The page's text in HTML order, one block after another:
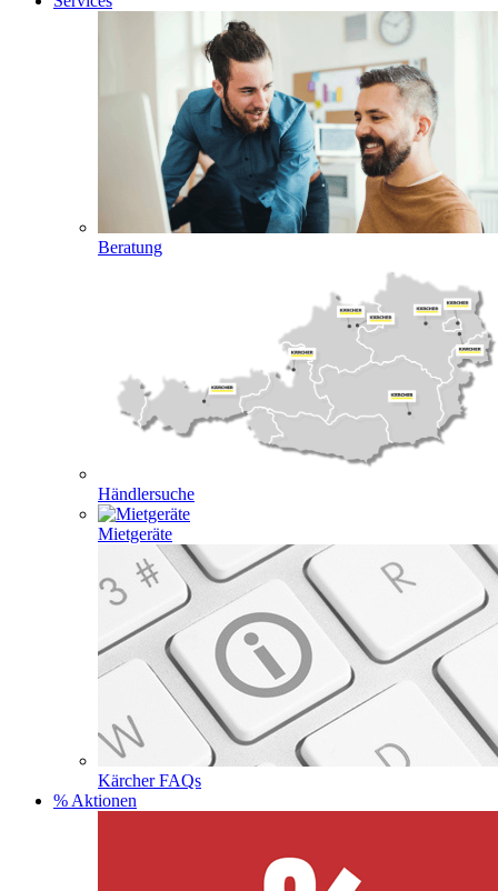
Beratung
Händlersuche
Mietgeräte
Kärcher FAQs
% Aktionen